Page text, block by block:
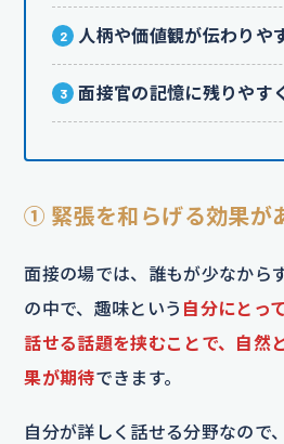
人柄や価値観が伝わりや
面接官の記憶に残りやす
① 緊張を和らげる効果が
面接の場では、誰もが少なから
の中で、趣味という 自分にとっ
話せる話題を挟むことで、自然
果が期待できます。
自分が詳しく話せる分野なので